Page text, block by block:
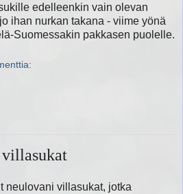
edelleenkin vain olevan
ihan nurkan takana - viime yönä
Suomessakin pakkasen puolelle.
neulovani villasukat, jotka